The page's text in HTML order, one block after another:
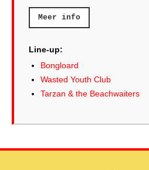
Meer info
Line-up:
Bongloard
Wasted Youth Club
Tarzan & the Beachwaiters